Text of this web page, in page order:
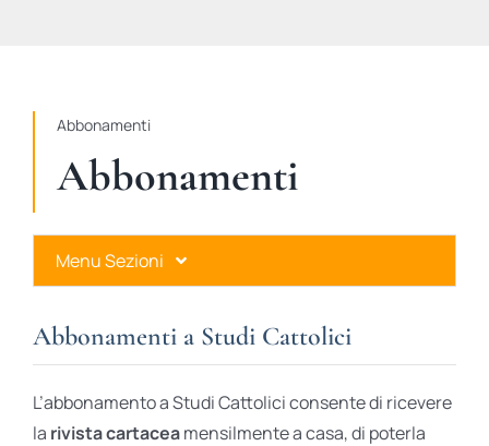
Abbonamenti
Abbonamenti
Menu Sezioni
Ares Gold
Ares Digital
Abbonamenti a Studi Cattolici
L’abbonamento a Studi Cattolici consente di ricevere
la rivista cartaceamensilmente a casa, di poterla